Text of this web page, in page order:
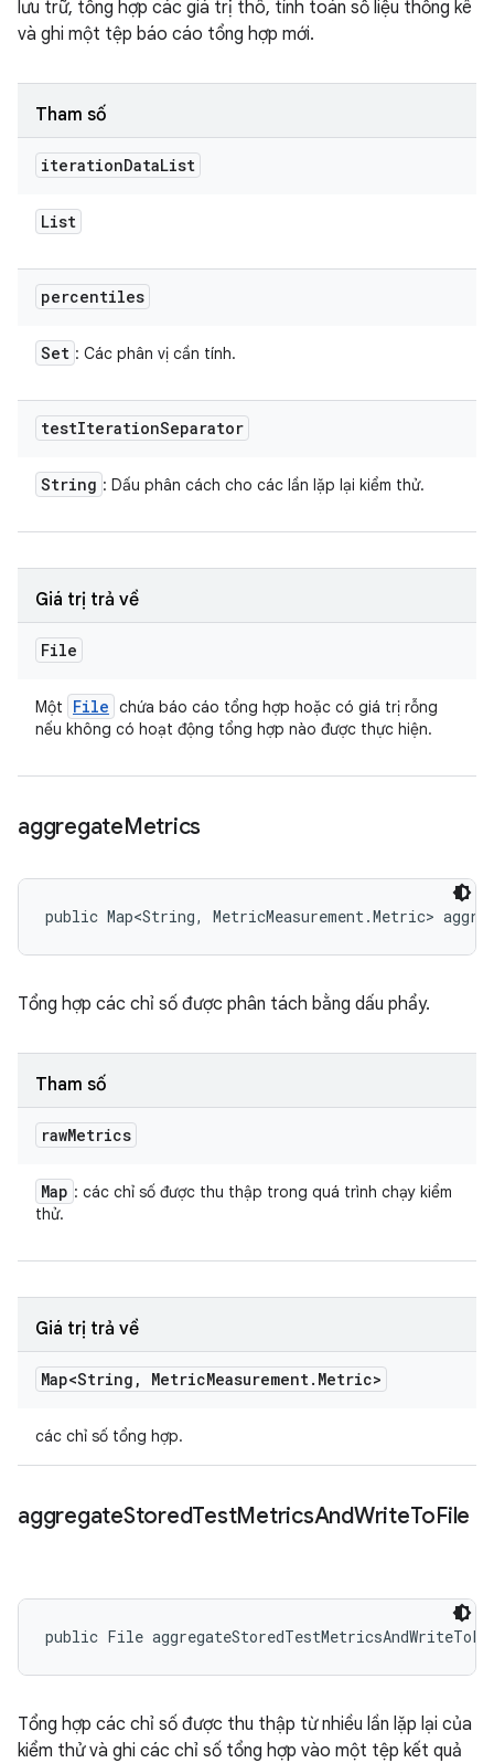
lưu trữ, tổng hợp các giá trị thô, tính toán số liệu thống kê
và ghi một tệp báo cáo tổng hợp mới.
Tham số
iterationDataList
List
percentiles
Set : Các phân vị cần tính.
testIterationSeparator
String : Dấu phân cách cho các lần lặp lại kiểm thử.
Giá trị trả về
File
Một File chứa báo cáo tổng hợp hoặc có giá trị rỗng
nếu không có hoạt động tổng hợp nào được thực hiện.
aggregateMetrics
public Map<String, MetricMeasurement.Metric>
Tổng hợp các chỉ số được phân tách bằng dấu phẩy.
Tham số
rawMetrics
Map : các chỉ số được thu thập trong quá trình chạy kiểm
thử.
Giá trị trả về
Map<String , MetricMeasurement. Metric>
các chỉ số tổng hợp.
aggregateStoredTestMetricsAndWriteToFile
public File
Tổng hợp các chỉ số được thu thập từ nhiều lần lặp lại của
kiểm thử và ghi các chỉ số tổng hợp vào một tệp kết quả